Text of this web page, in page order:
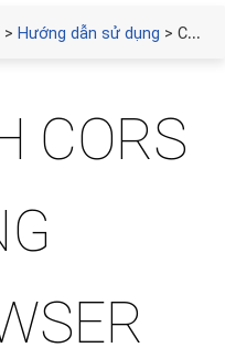
> Hướng dẫn sử dụng > Cấu hình CORS bằng S3Browser
CORS